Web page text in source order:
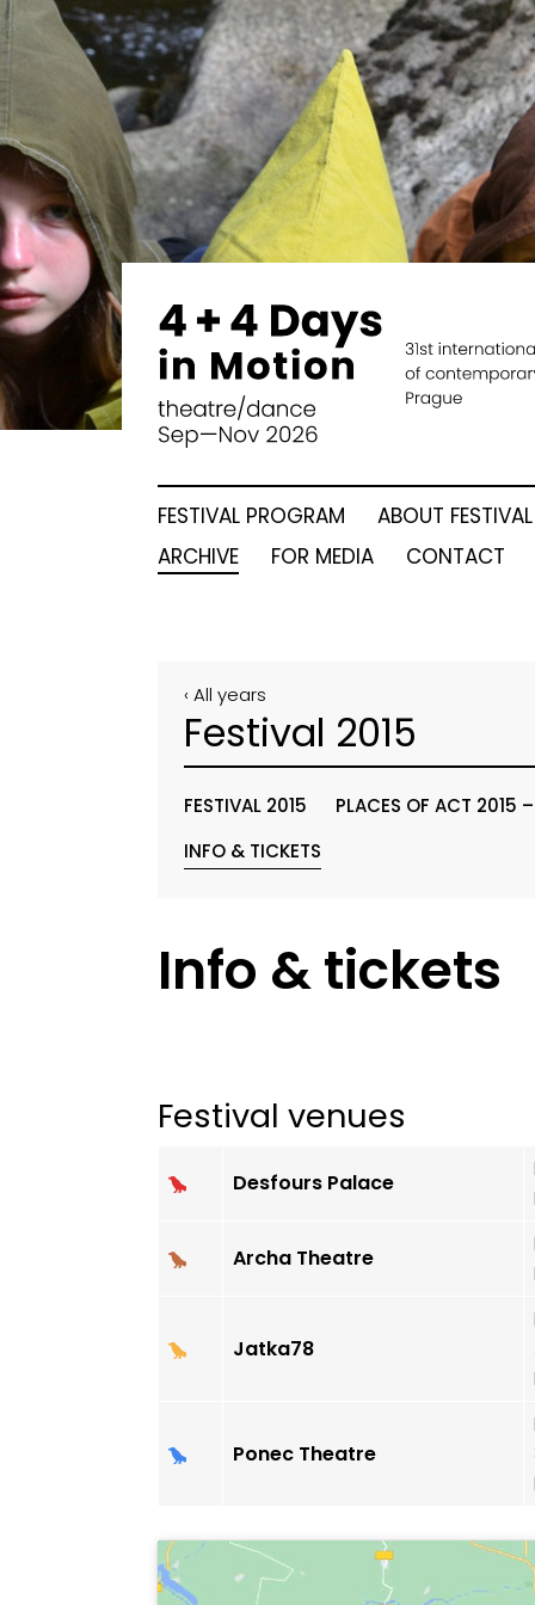
FESTIVAL PROGRAM
ABOUT FESTIVAL
ARCHIVE
FOR MEDIA CONTACT
‹ All years
Festival 2015
FESTIVAL 2015
PLACES OF ACT 2015
INFO & TICKETS
Info & tickets
Festival venues
Desfours Palace
Archa Theatre
Jatka78
Ponec Theatre